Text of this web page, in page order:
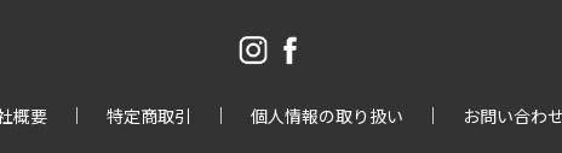
概要 特定商取引 個人情報の取り扱い お問い合わせ